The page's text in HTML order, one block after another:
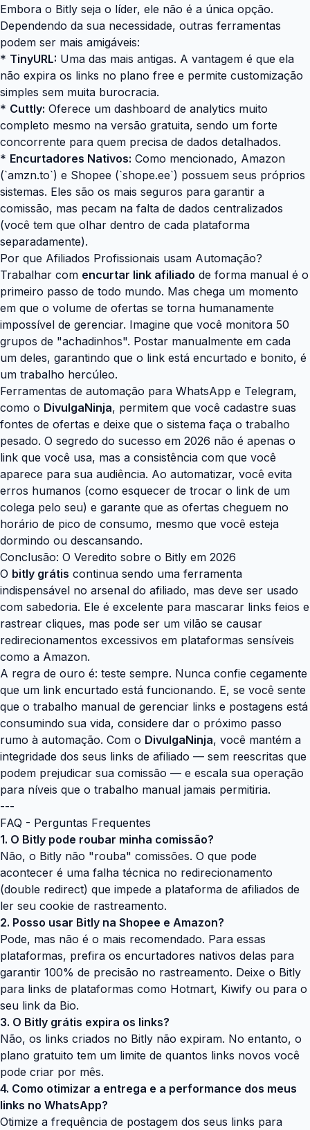
Embora o Bitly seja o líder, ele não é a única opção.
Dependendo da sua necessidade, outras ferramentas
podem ser mais amigáveis:
* TinyURL: Uma das mais antigas. A vantagem é que ela
não expira os links no plano free e permite customização
simples sem muita burocracia.
* Cuttly: Oferece um dashboard de analytics muito
completo mesmo na versão gratuita, sendo um forte
concorrente para quem precisa de dados detalhados.
* Encurtadores Nativos: Como mencionado, Amazon
(`amzn.to`) e Shopee (`shope.ee`) possuem seus próprios
sistemas. Eles são os mais seguros para garantir a
comissão, mas pecam na falta de dados centralizados
(você tem que olhar dentro de cada plataforma
separadamente).
Por que Afiliados Profissionais usam Automação?
Trabalhar com encurtar link afiliado de forma manual é o
primeiro passo de todo mundo. Mas chega um momento
em que o volume de ofertas se torna humanamente
impossível de gerenciar. Imagine que você monitora 50
grupos de "achadinhos". Postar manualmente em cada
um deles, garantindo que o link está encurtado e bonito, é
um trabalho hercúleo.
Ferramentas de automação para WhatsApp e Telegram,
como o DivulgaNinja, permitem que você cadastre suas
fontes de ofertas e deixe que o sistema faça o trabalho
pesado. O segredo do sucesso em 2026 não é apenas o
link que você usa, mas a consistência com que você
aparece para sua audiência. Ao automatizar, você evita
erros humanos (como esquecer de trocar o link de um
colega pelo seu) e garante que as ofertas cheguem no
horário de pico de consumo, mesmo que você esteja
dormindo ou descansando.
Conclusão: O Veredito sobre o Bitly em 2026
O bitly grátis continua sendo uma ferramenta
indispensável no arsenal do afiliado, mas deve ser usado
com sabedoria. Ele é excelente para mascarar links feios e
rastrear cliques, mas pode ser um vilão se causar
redirecionamentos excessivos em plataformas sensíveis
como a Amazon.
A regra de ouro é: teste sempre. Nunca confie cegamente
que um link encurtado está funcionando. E, se você sente
que o trabalho manual de gerenciar links e postagens está
consumindo sua vida, considere dar o próximo passo
rumo à automação. Com o DivulgaNinja, você mantém a
integridade dos seus links de afiliado — sem reescritas que
podem prejudicar sua comissão — e escala sua operação
para níveis que o trabalho manual jamais permitiria.
---
FAQ - Perguntas Frequentes
1. O Bitly pode roubar minha comissão?
Não, o Bitly não "rouba" comissões. O que pode
acontecer é uma falha técnica no redirecionamento
(double redirect) que impede a plataforma de afiliados de
ler seu cookie de rastreamento.
2. Posso usar Bitly na Shopee e Amazon?
Pode, mas não é o mais recomendado. Para essas
plataformas, prefira os encurtadores nativos delas para
garantir 100% de precisão no rastreamento. Deixe o Bitly
para links de plataformas como Hotmart, Kiwify ou para o
seu link da Bio.
3. O Bitly grátis expira os links?
Não, os links criados no Bitly não expiram. No entanto, o
plano gratuito tem um limite de quantos links novos você
pode criar por mês.
4. Como otimizar a entrega e a performance dos meus
links no WhatsApp?
Otimize a frequência de postagem dos seus links para